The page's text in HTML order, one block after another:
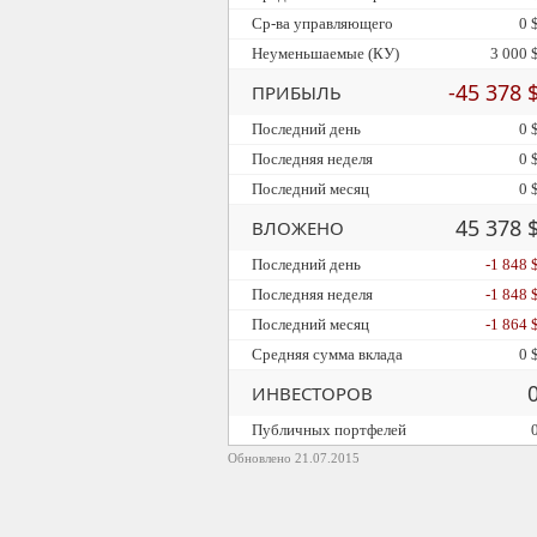
Обновлено 21.07.2015
Ср-ва управляющего
0 $
Неуменьшаемые (КУ)
3 000 $
ПРИБЫЛЬ -45 378
Последний день
0 $
Последняя неделя
0 $
Последний месяц
0 $
ВЛОЖЕНО 45 378
Последний день
-1 848 $
Последняя неделя
-1 848 $
Последний месяц
-1 864 $
Средняя сумма вклада
0 $
ИНВЕСТОРОВ
Публичных портфелей 0